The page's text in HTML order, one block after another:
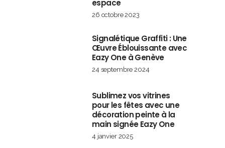
espace
26 octobre 2023
Signalétique Graffiti : Une
Œuvre Éblouissante avec
Eazy One à Genève
24 septembre 2024
Sublimez vos vitrines
pour les fêtes avec une
décoration peinte à la
main signée Eazy One
4 janvier 2025